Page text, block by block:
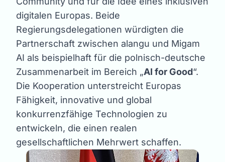
digitalen Europas. Beide
Regierungsdelegationen würdigten die
Partnerschaft zwischen alangu und Migam
AI als beispielhaft für die polnisch-deutsche
Zusammenarbeit im Bereich „AI for Good“.
Die Kooperation unterstreicht Europas
Fähigkeit, innovative und global
konkurrenzfähige Technologien zu
entwickeln, die einen realen
gesellschaftlichen Mehrwert schaffen.